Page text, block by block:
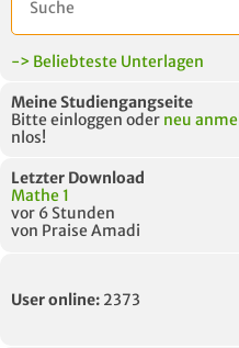
-> Beliebteste Unterlagen
Meine Studiengangseite
Bitte einloggen oder neu
nlos!
Letzter Download
Mathe 1
vor 6 Stunden
von Praise Amadi
User online: 2373